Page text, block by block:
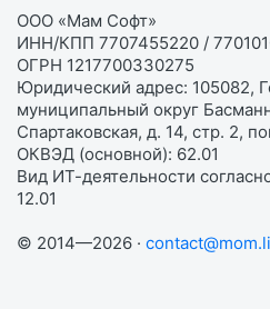
ООО «Мам Софт»
ИНН/КПП 7707455220 /
ОГРН 1217700330275
Юридический адрес: 105082,
муниципальный округ
Спартаковская, д. 14, стр. 2,
ОКВЭД (основной): 62.01
Вид ИТ-деятельности
12.01
© 2014—2026 ·